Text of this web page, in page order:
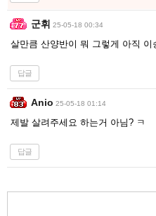
군휘 25-05-18 00:34
살만큼 산양반이 뭐 그렇게 아직
답글
Anio 25-05-18 01:14
제발 살려주세요 하는거 아님? ㅋ
답글